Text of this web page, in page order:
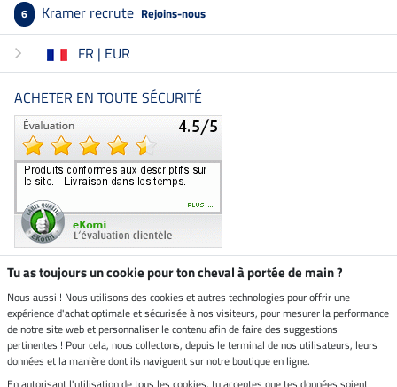
6 Kramer recrute Rejoins-nous
FR | EUR
ACHETER EN TOUTE SÉCURITÉ
Boutique climatiquement
neutre
Livraison par
Tu as toujours un cookie pour ton cheval à portée de main ?
Nous aussi ! Nous utilisons des cookies et autres technologies pour offrir une
expérience d'achat optimale et sécurisée à nos visiteurs, pour mesurer la performance
de notre site web et personnaliser le contenu afin de faire des suggestions
pertinentes ! Pour cela, nous collectons, depuis le terminal de nos utilisateurs, leurs
données et la manière dont ils naviguent sur notre boutique en ligne.